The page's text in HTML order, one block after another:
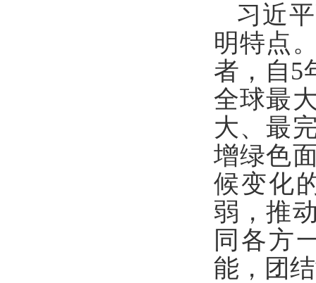
习近
明特点
者，自5
全球最
大、最
增绿色
候变化
弱，推
同各方
能，团